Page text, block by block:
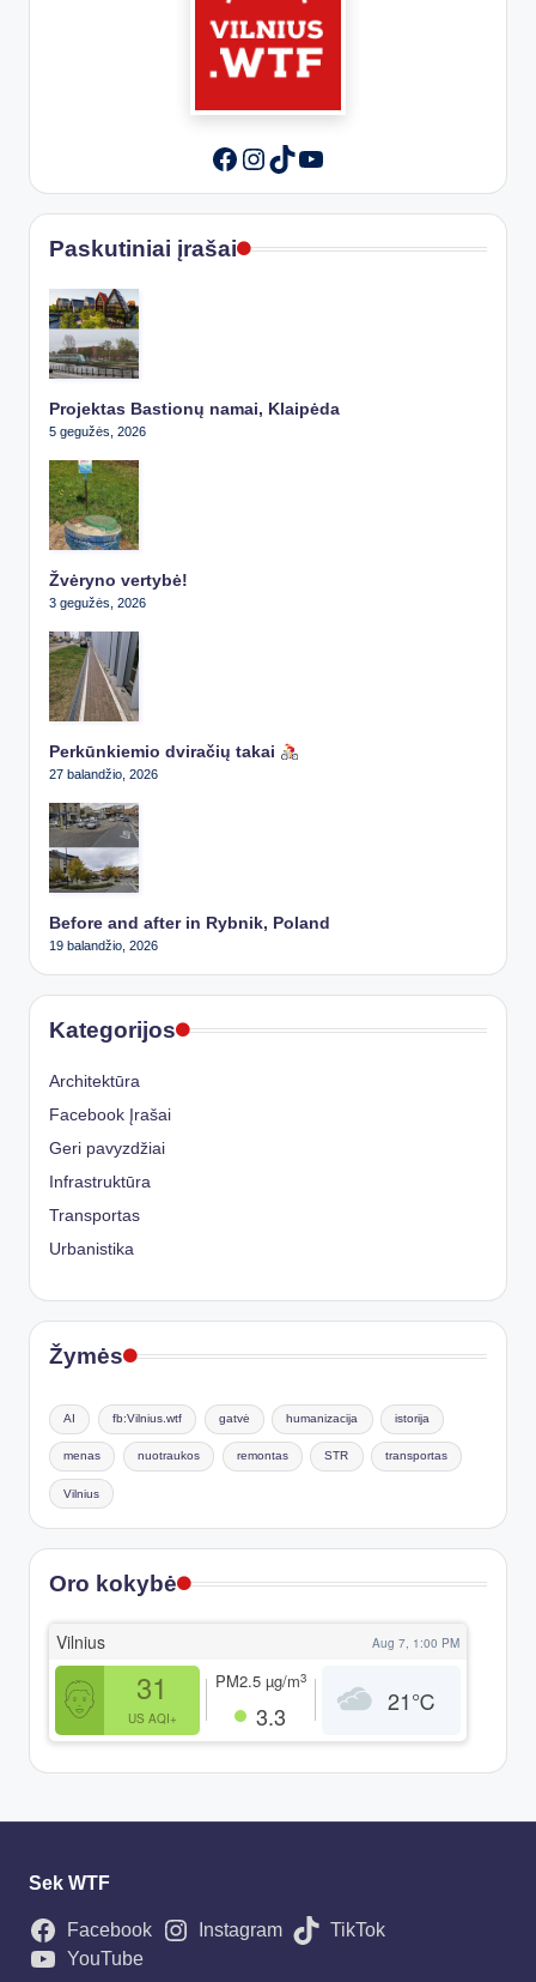
Facebook
Instagram
TikTokYouTube
Paskutiniai įrašai
Projektas Bastionų namai, Klaipėda
5 gegužės, 2026
Žvėryno vertybė!
3 gegužės, 2026
Perkūnkiemio dviračių takai
27 balandžio, 2026
Before and after in Rybnik, Poland
19 balandžio, 2026
Kategorijos
Architektūra
Facebook Įrašai
Geri pavyzdžiai
Infrastruktūra
Transportas
Urbanistika
Žymės
AI fb:Vilnius.wtf gatvė humanizacija istorija
menas nuotraukos remontas STR transportas
Vilnius
Oro kokybė
Vilnius Aug 7, 1:00 PM
31
US AQI+
PM2.5 µg/m3
3.3
21℃
Sek WTF
Facebook Instagram
TikTok
YouTube